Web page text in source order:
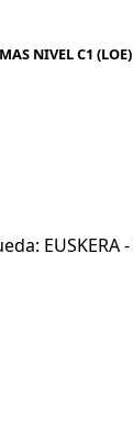
NIVEL C1
EUSKERA -